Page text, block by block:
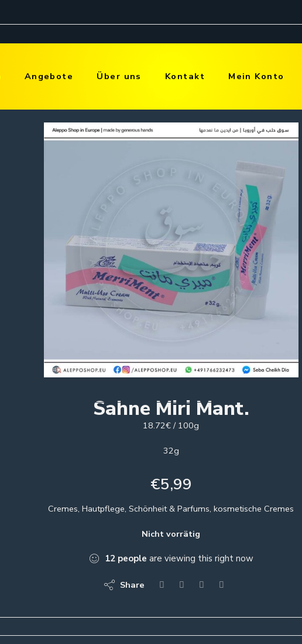
Angebote Über uns Kontakt Mein Konto
Sahne Miri Mant.
18.72€ / 100g
32g
€5,99
Cremes, Hautpflege, Schönheit & Parfums, kosmetische Cremes
Nicht vorrätig
12 people are viewing this right now
Share